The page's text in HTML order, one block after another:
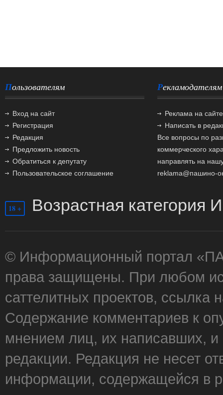
Пользователям
Вход на сайт
Регистрация
Редакция
Предложить новость
Обратиться к депутату
Пользовательское соглашение
Рекламодателям
Реклама на сайте
Написать в
Все вопросы по
коммерческого
направлять на
reklama@пашино-
18 + Возрастная категория
© Информационный портал
права защищены. При любом
саттелитных проектов,
Содержание комментариев к
мнением лиц, их написавших,
редакции. Редакция не несет
информации, содержащейся в